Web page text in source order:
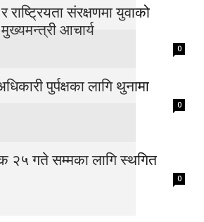
राष्ट्रियता संरक्षणमा युवाको
मुख्यमन्त्री आचार्य
0
पुर्पक्षका लागि थुनामा
0
२५ गते सम्मका लागि स्थगित
0